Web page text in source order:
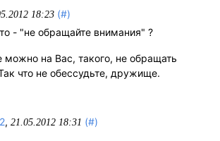
18:23 (#)
- "не обращайте внимания" ?
можно на Вас, такого, не обращать
что не обессудьте, дружище.
, 21.05.2012 18:31 (#)